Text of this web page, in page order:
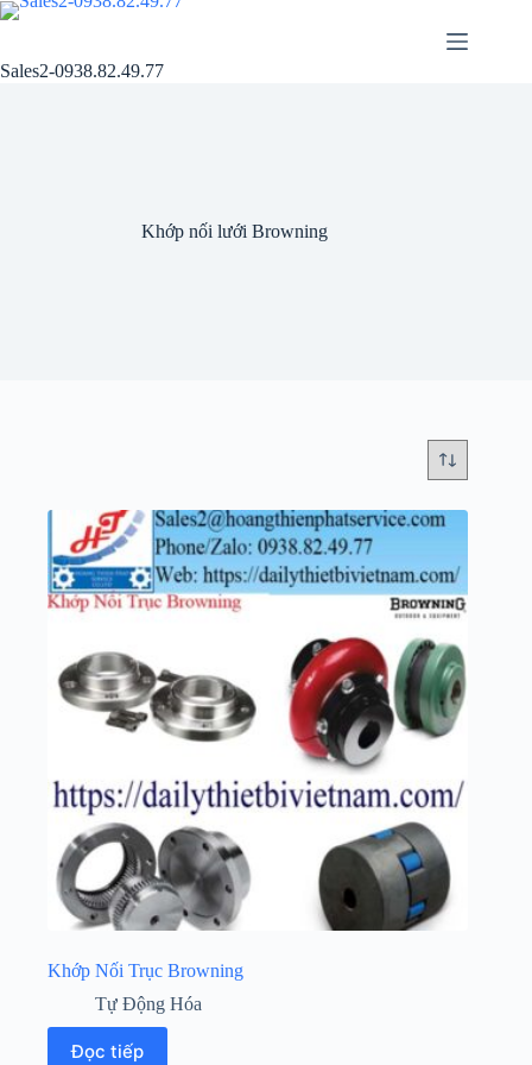
Chuyển
nội
Sales2-0938.82.49.77
Khớp nối lưới Browning
Khớp Nối Trục Browning
Tự Động Hóa
Đọc tiếp